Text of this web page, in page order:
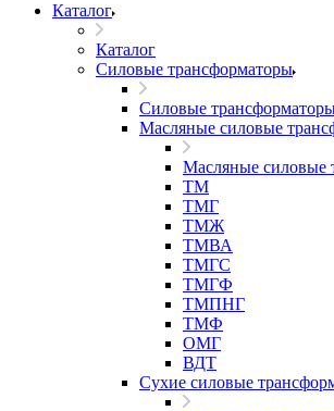
Каталог
Каталог
Силовые трансформаторы
Силовые
Масляные силовые
Масляные силовые
ТМ
ТМГ
ТМЖ
ТМВА
ТМГС
ТМГФ
ТМПНГ
ТМФ
ОМГ
ВДТ
Сухие силовые